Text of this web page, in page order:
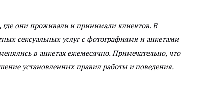
они проживали и принимали клиентов. В
сексуальных услуг с фотографиями и анкетами
в анкетах ежемесячно. Примечательно, что
установленных правил работы и поведения.